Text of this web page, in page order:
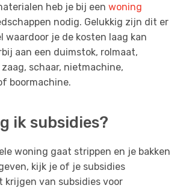
heb je bij een woning
nodig. Gelukkig zijn dit er
waardoor je de kosten laag kan
aan een duimstok, rolmaat,
schaar, nietmachine,
boormachine.
ik subsidies?
woning gaat strippen en je bakken
kijk je of je subsidies
krijgen van subsidies voor